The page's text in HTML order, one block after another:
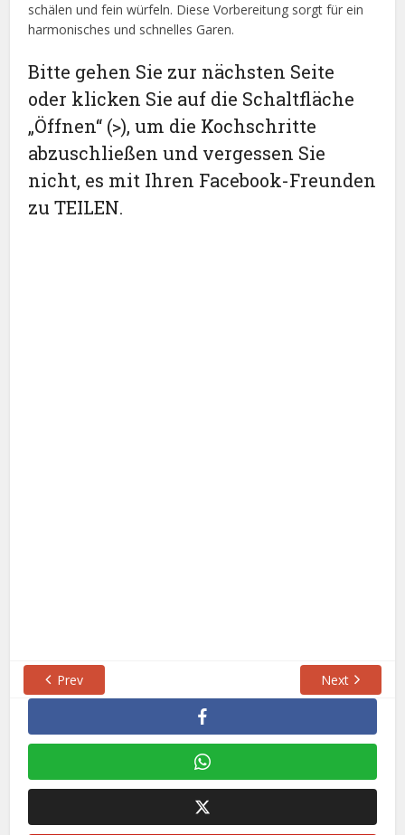
schälen und fein würfeln. Diese Vorbereitung sorgt für ein
harmonisches und schnelles Garen.
Bitte gehen Sie zur nächsten Seite
oder klicken Sie auf die Schaltfläche
„Öffnen“ (>), um die Kochschritte
abzuschließen und vergessen Sie
nicht, es mit Ihren Facebook-Freunden
zu TEILEN.
Prev Next